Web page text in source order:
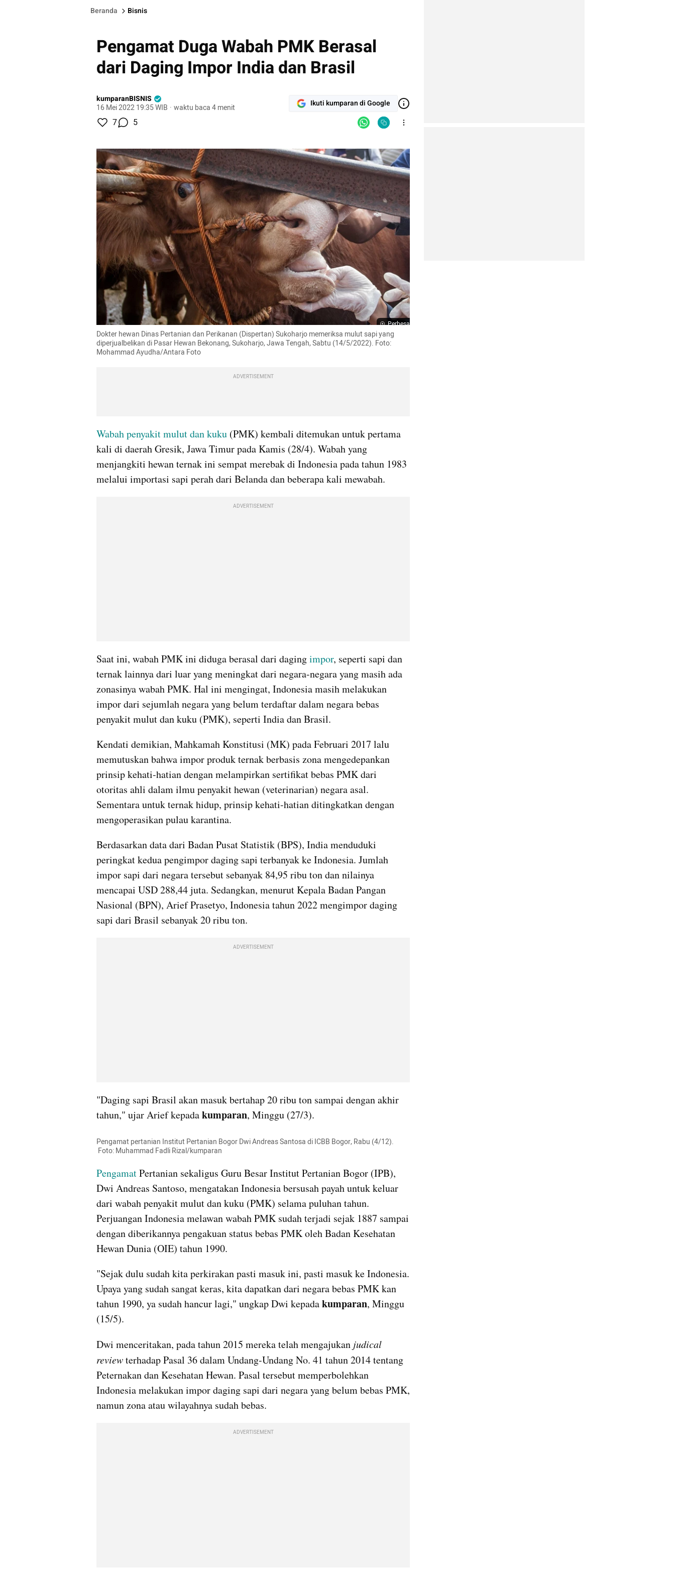
Beranda Bisnis
Pengamat Duga Wabah PMK Berasal
dari Daging Impor India dan Brasil
kumparanBISNIS
16 Mei 2022 19:35 WIB · waktu baca 4 menit Ikuti kumparan di Google
7 5
Perbesar
Dokter hewan Dinas Pertanian dan Perikanan (Dispertan) Sukoharjo memeriksa mulut sapi yang
diperjualbelikan di Pasar Hewan Bekonang, Sukoharjo, Jawa Tengah, Sabtu (14/5/2022). Foto:
Mohammad Ayudha/Antara Foto
ADVERTISEMENT
Wabahpenyakit mulut dan kuku (PMK) kembali ditemukan untuk pertama
kali di daerah Gresik, Jawa Timur pada Kamis (28/4). Wabah yang
menjangkiti hewan ternak ini sempat merebak di Indonesia pada tahun 1983
melalui importasi sapi perah dari Belanda dan beberapa kali mewabah.
ADVERTISEMENT
Saat ini, wabah PMK ini diduga berasal dari daging impor, seperti sapi dan
ternak lainnya dari luar yang meningkat dari negara-negara yang masih ada
zonasinya wabah PMK. Hal ini mengingat, Indonesia masih melakukan
impor dari sejumlah negara yang belum terdaftar dalam negara bebas
penyakit mulut dan kuku (PMK), seperti India dan Brasil.
Kendati demikian, Mahkamah Konstitusi (MK) pada Februari 2017 lalu
memutuskan bahwa impor produk ternak berbasis zona mengedepankan
prinsip kehati-hatian dengan melampirkan sertifikat bebas PMK dari
otoritas ahli dalam ilmu penyakit hewan (veterinarian) negara asal.
Sementara untuk ternak hidup, prinsip kehati-hatian ditingkatkan dengan
mengoperasikan pulau karantina.
Berdasarkan data dari Badan Pusat Statistik (BPS), India menduduki
peringkat kedua pengimpor daging sapi terbanyak ke Indonesia. Jumlah
impor sapi dari negara tersebut sebanyak 84,95 ribu ton dan nilainya
mencapai USD 288,44 juta. Sedangkan, menurut Kepala Badan Pangan
Nasional (BPN), Arief Prasetyo, Indonesia tahun 2022 mengimpor daging
sapi dari Brasil sebanyak 20 ribu ton.
ADVERTISEMENT
"Daging sapi Brasil akan masuk bertahap 20 ribu ton sampai dengan akhir
tahun," ujar Arief kepada kumparan, Minggu (27/3).
Pengamat pertanian Institut Pertanian Bogor Dwi Andreas Santosa di ICBB Bogor, Rabu (4/12).
Foto: Muhammad Fadli Rizal/kumparan
Pengamat Pertanian sekaligus Guru Besar Institut Pertanian Bogor (IPB),
Dwi Andreas Santoso, mengatakan Indonesia bersusah payah untuk keluar
dari wabah penyakit mulut dan kuku (PMK) selama puluhan tahun.
Perjuangan Indonesia melawan wabah PMK sudah terjadi sejak 1887 sampai
dengan diberikannya pengakuan status bebas PMK oleh Badan Kesehatan
Hewan Dunia (OIE) tahun 1990.
"Sejak dulu sudah kita perkirakan pasti masuk ini, pasti masuk ke Indonesia.
Upaya yang sudah sangat keras, kita dapatkan dari negara bebas PMK kan
tahun 1990, ya sudah hancur lagi," ungkap Dwi kepada kumparan, Minggu
(15/5).
Dwi menceritakan, pada tahun 2015 mereka telah mengajukan judical
review terhadap Pasal 36 dalam Undang-Undang No. 41 tahun 2014 tentang
Peternakan dan Kesehatan Hewan. Pasal tersebut memperbolehkan
Indonesia melakukan impor daging sapi dari negara yang belum bebas PMK,
namun zona atau wilayahnya sudah bebas.
ADVERTISEMENT